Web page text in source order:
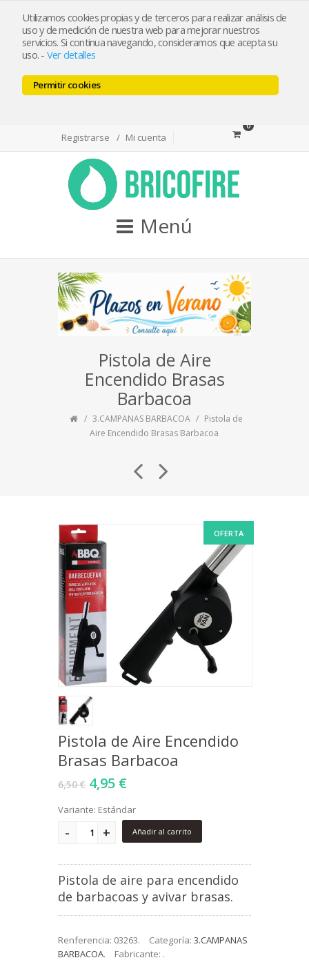
Utilizamos cookies propias y de terceros para realizar análisis de
uso y de medición de nuestra web para mejorar nuestros
servicios. Si continua navegando, consideramos que acepta su
uso. - Ver detalles
Permitir cookies
bricofireshop@yahoo.es
Tlf 968974715 / Whatsapp 644501550
Registrarse Mi cuenta
0
Menú
Pistola de Aire
Encendido Brasas
Barbacoa
3.CAMPANAS BARBACOA
Pistola de
Aire Encendido Brasas Barbacoa
OFERTA
Pistola de Aire Encendido
Brasas Barbacoa
6,50 € 4,95 €
Variante: Estándar
Añadir al carrito
Pistola de aire para encendido
de barbacoas y avivar brasas.
Renferencia: 03263. Categoría: 3.CAMPANAS
BARBACOA. Fabricante: .